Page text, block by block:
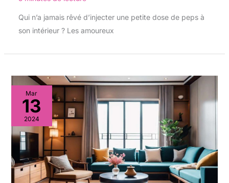
Qui n’a jamais rêvé d’injecter une petite dose de peps à
son intérieur ? Les amoureux
Mar
13
2024